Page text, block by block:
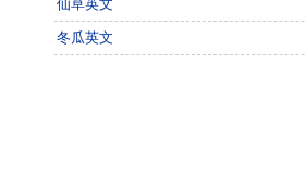
仙草英文
冬瓜英文